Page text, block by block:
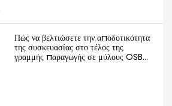
Πώς να βελτιώσετε την αποδοτικότητα
της συσκευασίας στο τέλος της
γραμμής παραγωγής σε μύλους OSB